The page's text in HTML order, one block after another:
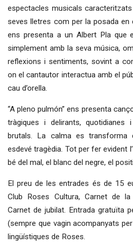
espectacles musicals
seves lletres com per la posada en
ens presenta a un Albert Pla que
simplement amb la seva música,
reflexions i sentiments, sovint a
on el cantautor interactua amb el
cau d’orella.
“A pleno pulmón” ens presenta
tràgiques i delirants, quotidianes
brutals. La calma es transforma
esdevé tragèdia. Tot per fer evident
bé del mal, el blanc del negre, el
El preu de les entrades és de 15
Club Roses Cultura, Carnet de
Carnet de jubilat. Entrada gratuïta
(sempre que vagin acompanyats
lingüístiques de Roses.